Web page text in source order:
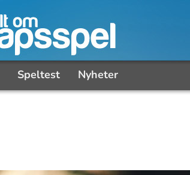
Speltest Nyheter